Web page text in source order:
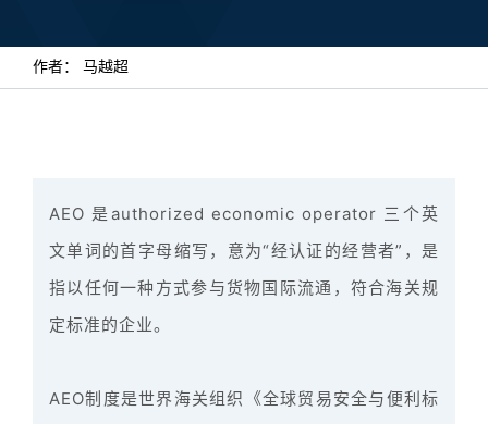
作者： 马越超
AEO 是authorized economic operator 三个英
文单词的首字母缩写，意为“经认证的经营者”，是
指以任何一种方式参与货物国际流通，符合海关规
定标准的企业。
AEO制度是世界海关组织《全球贸易安全与便利标